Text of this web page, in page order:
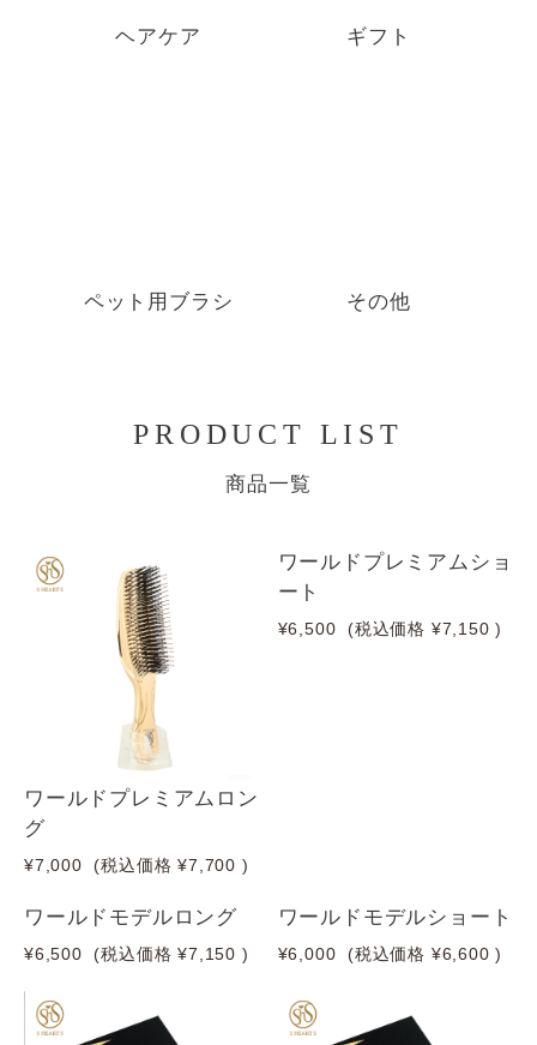
ヘアケア ギフト
ペット用ブラシ その他
PRODUCT LIST
商品一覧
ワールドプレミアムロン
グ
¥7,000 (税込価格 ¥7,700 )
ワールドプレミアムショ
ート
¥6,500 (税込価格 ¥7,150 )
ワールドモデルロング
¥6,500 (税込価格 ¥7,150 )
ワールドモデルショート
¥6,000 (税込価格 ¥6,600 )